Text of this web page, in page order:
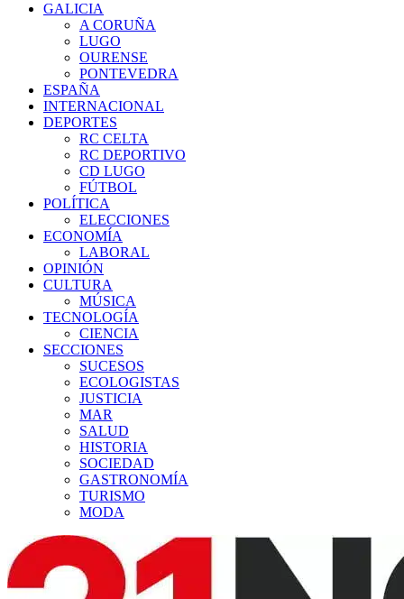
GALICIA
A CORUÑA
LUGO
OURENSE
PONTEVEDRA
ESPAÑA
INTERNACIONAL
DEPORTES
RC CELTA
RC DEPORTIVO
CD LUGO
FÚTBOL
POLÍTICA
ELECCIONES
ECONOMÍA
LABORAL
OPINIÓN
CULTURA
MÚSICA
TECNOLOGÍA
CIENCIA
SECCIONES
SUCESOS
ECOLOGISTAS
JUSTICIA
MAR
SALUD
HISTORIA
SOCIEDAD
GASTRONOMÍA
TURISMO
MODA